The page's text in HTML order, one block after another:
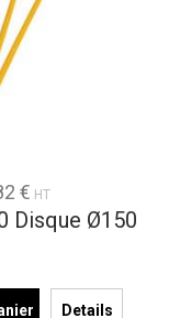
€ HT
Disque Ø150
Details